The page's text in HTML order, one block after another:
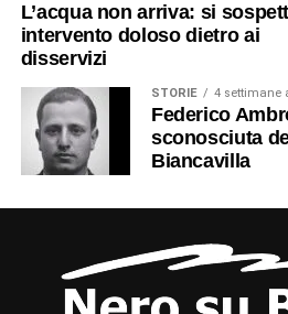
L’acqua non arriva: si
intervento doloso dietro ai
disservizi
STORIE 4 settimane
Federico
sconosciuta
Biancavilla